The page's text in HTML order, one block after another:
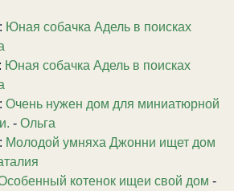
Юная собачка Адель в поисках
Юная собачка Адель в поисках
Очень нужен дом для миниатюрной
- Ольга
Молодой умняха Джонни ищет дом
котенок ищеи свой дом -